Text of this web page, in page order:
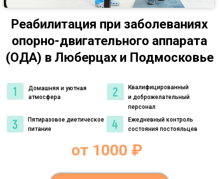
Реабилитация при заболеваниях
опорно-двигательного аппарата
(ОДА) в Люберцах и Подмосковье
Домашняя и уютная
атмосфера
Ежедневный контроль
состояния постояльцев
Квалифицированный
и доброжелательный
персонал
Пятиразовое диетическое
питание
от 1000 ₽